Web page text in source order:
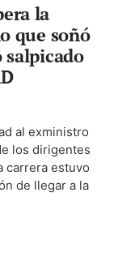
la
que soñó
al exministro
los dirigentes
carrera estuvo
de llegar a la